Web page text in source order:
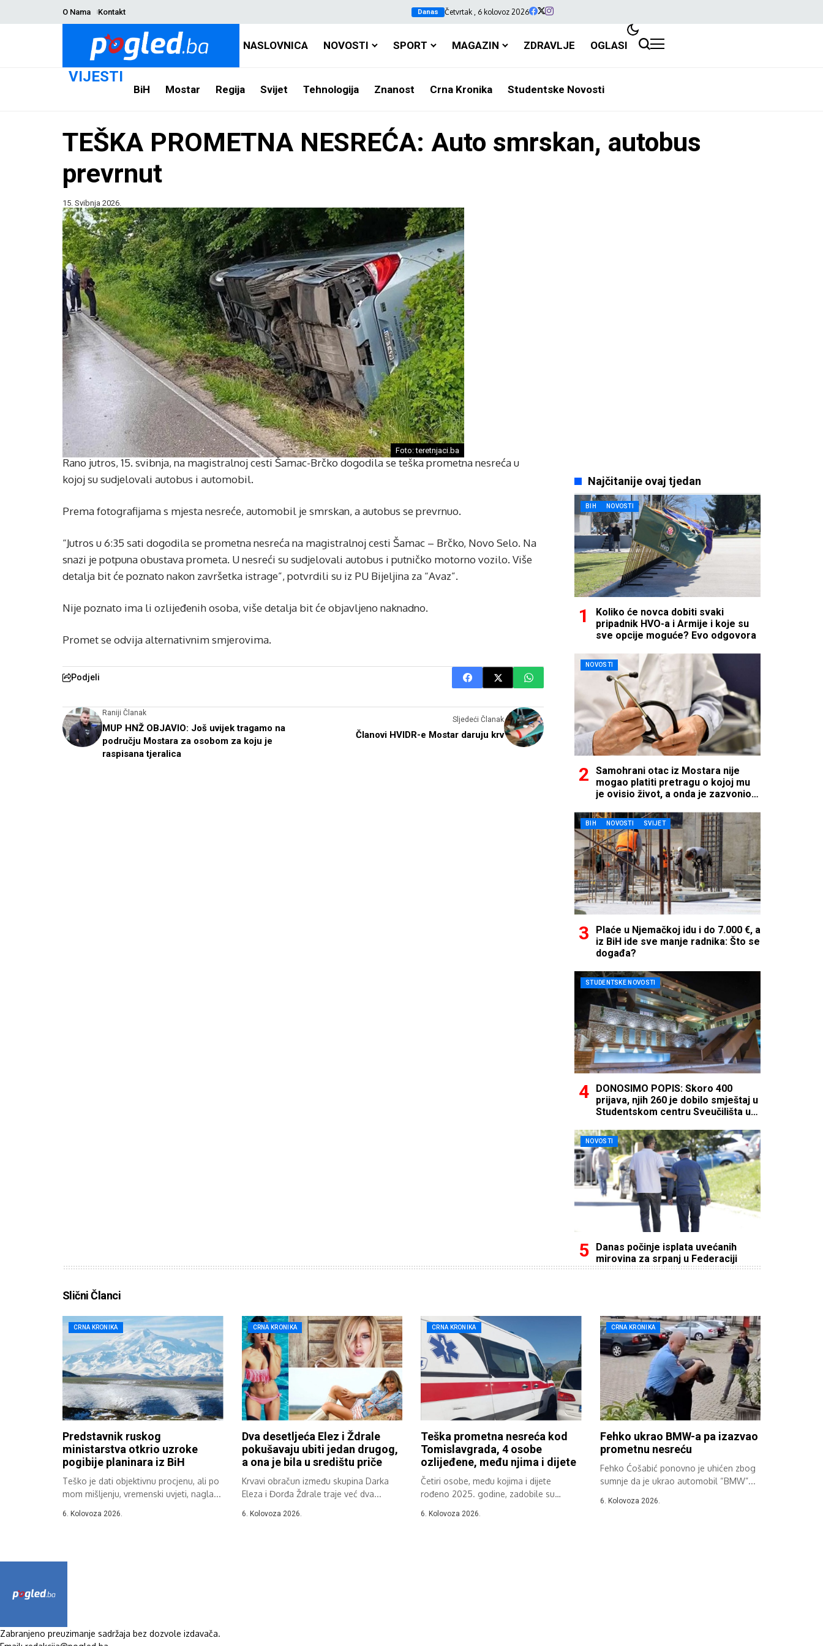
O Nama Kontakt Danas Četvrtak , 6 kolovoz 2026
NASLOVNICA NOVOSTI SPORT MAGAZIN ZDRAVLJE OGLASI
VIJESTI
BiH Mostar Regija Svijet Tehnologija Znanost Crna Kronika Studentske Novosti
TEŠKA PROMETNA NESREĆA: Auto smrskan, autobus
prevrnut
15. Svibnja 2026.
Foto: teretnjaci.ba
Rano jutros, 15. svibnja, na magistralnoj cesti Šamac-Brčko dogodila se teška prometna nesreća u
kojoj su sudjelovali autobus i automobil.
Prema fotografijama s mjesta nesreće, automobil je smrskan, a autobus se prevrnuo.
“Jutros u 6:35 sati dogodila se prometna nesreća na magistralnoj cesti Šamac – Brčko, Novo Selo. Na
snazi ​​je potpuna obustava prometa. U nesreći su sudjelovali autobus i putničko motorno vozilo. Više
detalja bit će poznato nakon završetka istrage”, potvrdili su iz PU Bijeljina za “Avaz”.
Nije poznato ima li ozlijeđenih osoba, više detalja bit će objavljeno naknadno.
Promet se odvija alternativnim smjerovima.
Podjeli
Raniji Članak
MUP HNŽ OBJAVIO: Još uvijek tragamo na
području Mostara za osobom za koju je
raspisana tjeralica
Sljedeći Članak
Članovi HVIDR-e Mostar daruju krv
Najčitanije ovaj tjedan
BIH NOVOSTI
Koliko će novca dobiti svaki
pripadnik HVO-a i Armije i koje su
sve opcije moguće? Evo odgovora
NOVOSTI
Samohrani otac iz Mostara nije
mogao platiti pretragu o kojoj mu
je ovisio život, a onda je zazvonio
BIH NOVOSTI SVIJET
Plaće u Njemačkoj idu i do 7.000 €, a
iz BiH ide sve manje radnika: Što se
događa?
STUDENTSKE NOVOSTI
DONOSIMO POPIS: Skoro 400
prijava, njih 260 je dobilo smještaj u
Studentskom centru Sveučilišta u
NOVOSTI
Danas počinje isplata uvećanih
mirovina za srpanj u Federaciji
Slični Članci
CRNA KRONIKA
Predstavnik ruskog
ministarstva otkrio uzroke
pogibije planinara iz BiH
Teško je dati objektivnu procjenu, ali po
mom mišljenju, vremenski uvjeti, nagla...
6. Kolovoza 2026.
CRNA KRONIKA
Dva desetljeća Elez i Ždrale
pokušavaju ubiti jedan drugog,
a ona je bila u središtu priče
Krvavi obračun između skupina Darka
Eleza i Đorđa Ždrale traje već dva...
6. Kolovoza 2026.
CRNA KRONIKA
Teška prometna nesreća kod
Tomislavgrada, 4 osobe
ozlijeđene, među njima i dijete
Četiri osobe, među kojima i dijete
rođeno 2025. godine, zadobile su
6. Kolovoza 2026.
CRNA KRONIKA
Fehko ukrao BMW-a pa izazvao
prometnu nesreću
Fehko Ćošabić ponovno je uhićen zbog
sumnje da je ukrao automobil “BMW”...
6. Kolovoza 2026.
Zabranjeno preuzimanje sadržaja bez dozvole izdavača.